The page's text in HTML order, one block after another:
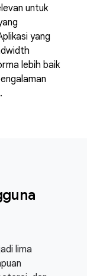
untuk
yang
lebih baik
lima